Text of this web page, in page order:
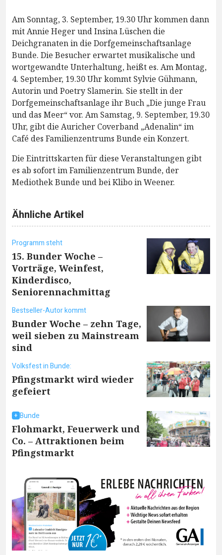
Am Sonntag, 3. September, 19.30 Uhr kommen dann
mit Annie Heger und Insina Lüschen die
Deichgranaten in die Dorfgemeinschaftsanlage
Bunde. Die Besucher erwartet musikalische und
wortgewandte Unterhaltung, heißt es. Am Montag,
4. September, 19.30 Uhr kommt Sylvie Gühmann,
Autorin und Poetry Slamerin. Sie stellt in der
Dorfgemeinschaftsanlage ihr Buch „Die junge Frau
und das Meer“ vor. Am Samstag, 9. September, 19.30
Uhr, gibt die Auricher Coverband „Adenalin“ im
Café des Familienzentrums Bunde ein Konzert.
Die Eintrittskarten für diese Veranstaltungen gibt
es ab sofort im Familienzentrum Bunde, der
Mediothek Bunde und bei Klibo in Weener.
Ähnliche Artikel
Programm steht
15. Bunder Woche –
Vorträge, Weinfest,
Kinderdisco,
Seniorennachmittag
Bestseller-Autor kommt
Bunder Woche – zehn Tage,
weil sieben zu Mainstream
sind
Volksfest in Bunde:
Pfingstmarkt wird wieder
gefeiert
Bunde
Flohmarkt, Feuerwerk und
Co. – Attraktionen beim
Pfingstmarkt